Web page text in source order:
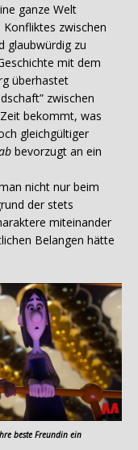
ganze Welt
zwischen
glaubwürdig zu
mit dem
überhastet
zwischen
bekommt, was
gleichgültiger
bevorzugt an ein
nicht nur beim
der stets
miteinander
Belangen hätte
beste Freundin ein